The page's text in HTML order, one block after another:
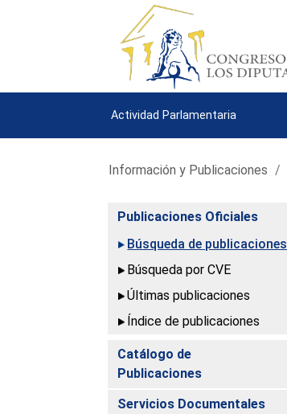
Actividad Parlamentaria
Información y Publicaciones
Publicaciones Oficiales
Búsqueda de publicaciones
Búsqueda por CVE
Últimas publicaciones
Índice de publicaciones
Catálogo de
Publicaciones
Servicios Documentales